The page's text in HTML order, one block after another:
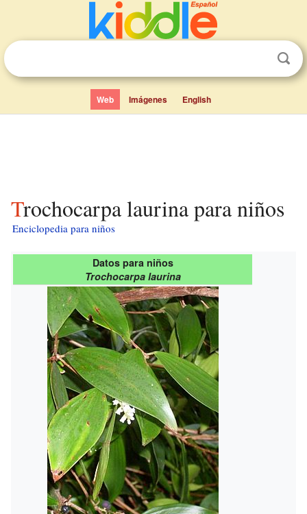
Web Imágenes English
Trochocarpa laurina para niños
Enciclopedia para niños
Datos para niños
Trochocarpa laurina